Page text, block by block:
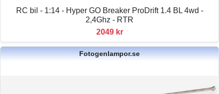
RC bil - 1:14 - Hyper GO Breaker ProDrift 1.4 BL 4wd -
2,4Ghz - RTR
2049 kr
Fotogenlampor.se